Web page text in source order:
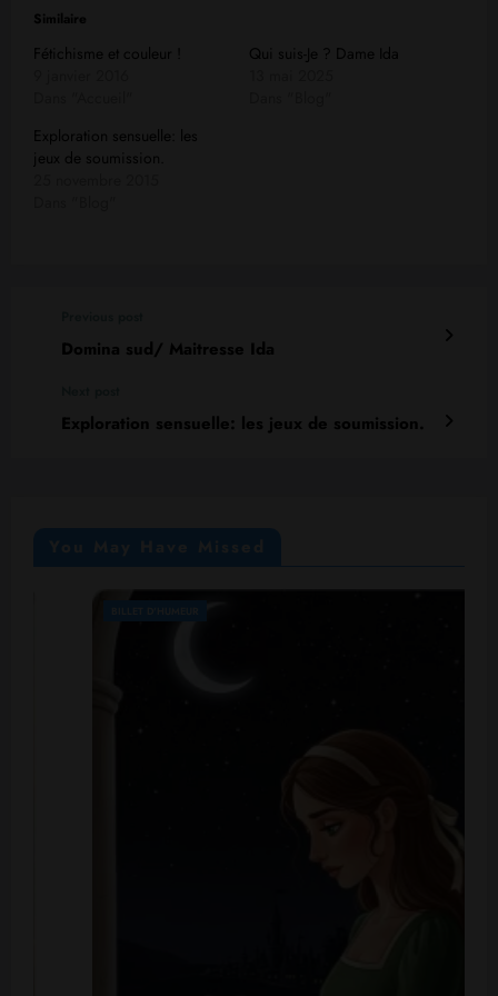
Similaire
Fétichisme et couleur !
Qui suis-Je ? Dame Ida
Exploration sensuelle: les
jeux de soumission.
Domina sud/ Maitresse Ida
Exploration sensuelle: les jeux de soumission.